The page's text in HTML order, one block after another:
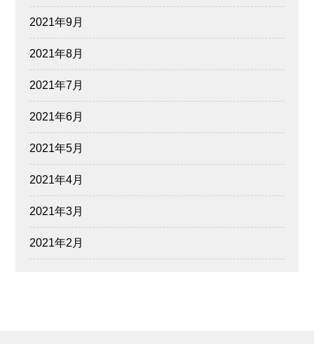
2021年9月
2021年8月
2021年7月
2021年6月
2021年5月
2021年4月
2021年3月
2021年2月